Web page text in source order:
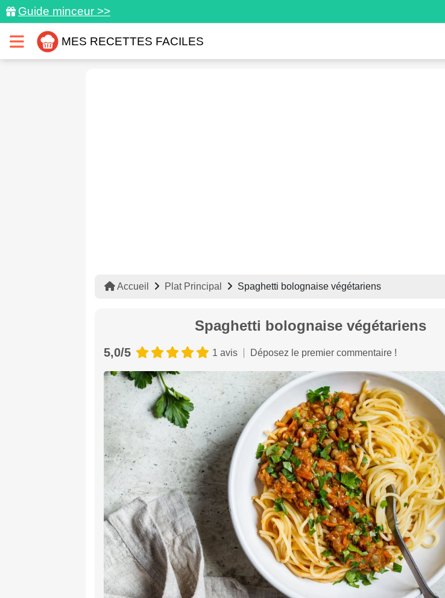
Guide minceur >>
MES RECETTES FACILES
Accueil Plat Principal Spaghetti bolognaise végétariens
Spaghetti bolognaise végétariens
5,0/5 1 avis Déposez le premier commentaire !